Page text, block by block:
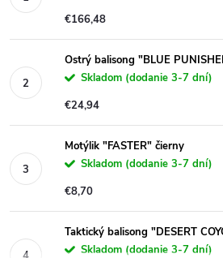
€166,48
Ostrý balisong "BLUE
Skladom (dodanie 3-7 dní)
€24,94
Motýlik "FASTER" čierny
Skladom (dodanie 3-7 dní)
€8,70
Taktický balisong "DESERT
Skladom (dodanie 3-7 dní)